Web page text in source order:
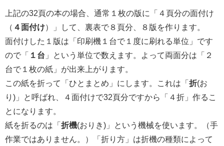
上記の32頁の本の場合、通常１枚の版に「４頁分の面付け
（ ４面付け）」して、裏表で８頁分、８版を作ります。
面付けした１版は「印刷機１台で１度に刷れる単位」です
ので「 １台 」という単位で数えます。よって両面分は「２
台で１枚の紙」が出来上がります。
この紙を折って「ひとまとめ」にします。これは「折(お
り)」と呼ばれ、４面付けで32頁分ですから「４折」作るこ
とになります。
紙を折るのは「折機(おりき)」という機械を使います。（手
作業ではありません。）「折り方」は折機の種類によって